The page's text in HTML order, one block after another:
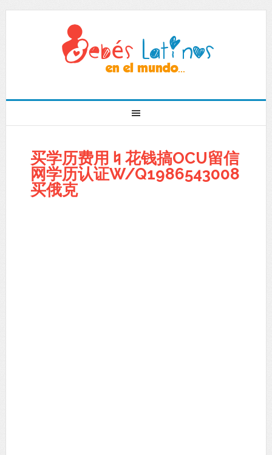
买学历费用♮花钱搞OCU留信
网学历认证W/Q1986543008
买俄克